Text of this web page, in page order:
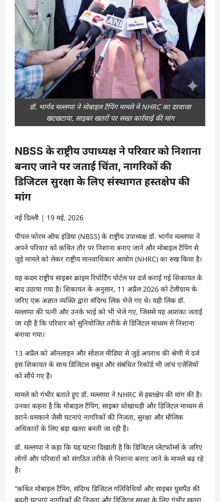
डॉ. भार्गव मल्लप्पा ने मोबाइल टैपिंग मामले में NHRC का दरवाजा
खटखटाया, साइबर खतरों पर सख्त कार्रवाई की मांग
NBSS के राष्ट्रीय उपाध्यक्ष ने परिवार को निशाना
बनाए जाने पर जताई चिंता, नागरिकों की
डिजिटल सुरक्षा के लिए संस्थागत हस्तक्षेप की
मांग
नई दिल्ली | 19 मई, 2026
पीपल फोरम ऑफ इंडिया (NBSS) के राष्ट्रीय उपाध्यक्ष डॉ. भार्गव मल्लप्पा ने
अपने परिवार को कथित तौर पर निशाना बनाए जाने और मोबाइल टैपिंग से
जुड़े मामले को लेकर राष्ट्रीय मानवाधिकार आयोग (NHRC) का रुख किया है।
यह कदम राष्ट्रीय साइबर क्राइम रिपोर्टिंग पोर्टल पर दर्ज कराई गई शिकायत के
बाद उठाया गया है। शिकायत के अनुसार, 11 अप्रैल 2026 को टेलीग्राम के
जरिए एक अज्ञात व्यक्ति द्वारा संदिग्ध लिंक भेजे गए थे। यही लिंक डॉ.
मल्लप्पा की पत्नी और उनके भाई को भी भेजे गए, जिससे यह आशंका जताई
जा रही है कि परिवार को सुनियोजित तरीके से डिजिटल माध्यम से निशाना
बनाया गया।
13 अप्रैल को ऑनलाइन और सोशल मीडिया से जुड़े अपराध की श्रेणी में दर्ज
इस शिकायत के साथ डिजिटल सबूत और संबंधित रिकॉर्ड भी जांच एजेंसियों
को सौंपे गए हैं।
मामले को गंभीर बताते हुए डॉ. मल्लप्पा ने NHRC से हस्तक्षेप की मांग की है।
उनका कहना है कि मोबाइल टैपिंग, साइबर धोखाधड़ी और डिजिटल माध्यम से
डराने-धमकाने जैसी घटनाएं नागरिकों की निजता, सुरक्षा और मौलिक
अधिकारों के लिए बड़ा खतरा बनती जा रही हैं।
डॉ. मल्लप्पा ने कहा कि यह घटना दिखाती है कि डिजिटल प्लेटफॉर्म्स के जरिए
लोगों और परिवारों को संगठित तरीके से निशाना बनाए जाने के मामले बढ़ रहे
हैं।
“कथित मोबाइल टैपिंग, संदिग्ध डिजिटल गतिविधियों और साइबर घुसपैठ की
बढ़ती घटनाएं नागरिकों की निजता और डिजिटल सुरक्षा के लिए गंभीर खतरा